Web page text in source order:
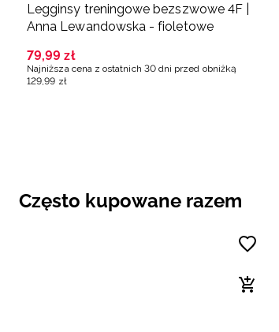
Legginsy treningowe bezszwowe 4F |
Anna Lewandowska - fioletowe
79,99 zł
Najniższa cena z ostatnich 30 dni przed obniżką
129,99 zł
Często kupowane razem